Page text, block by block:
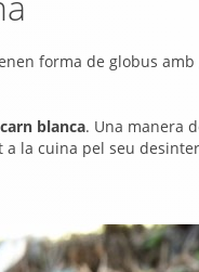
forma de globus
blanca. Una manera
a la cuina pel seu